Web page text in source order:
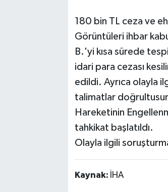
180 bin TL ceza ve
Görüntüleri ihbar
B.'yi kısa sürede
idari para cezası
edildi. Ayrıca olayla
talimatlar
Hareketinin
tahkikat başlatıldı.
Olayla ilgili
Kaynak: İHA